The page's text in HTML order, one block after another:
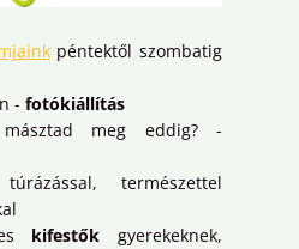
péntektől szombatig
- fotókiállítás
meg eddig? -
túrázással, természettel
kifestők gyerekeknek,